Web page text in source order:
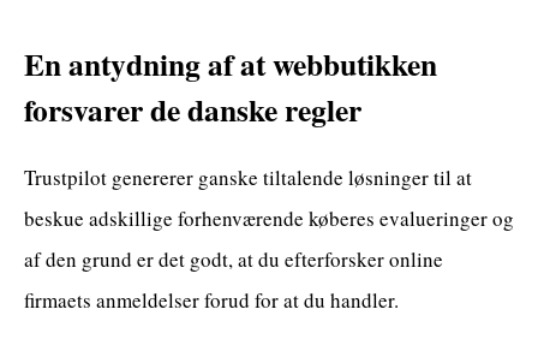
En antydning af at webbutikken
forsvarer de danske regler
Trustpilot genererer ganske tiltalende løsninger til at
beskue adskillige forhenværende køberes evalueringer og
af den grund er det godt, at du efterforsker online
firmaets anmeldelser forud for at du handler.